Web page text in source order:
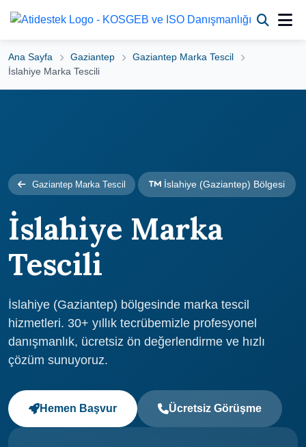
Ana Sayfa Gaziantep
Gaziantep Marka Tescil
İslahiye Marka Tescili
Gaziantep Marka Tescil İslahiye (Gaziantep) Bölgesi
İslahiye Marka
Tescili
İslahiye (Gaziantep) bölgesinde marka tescil
hizmetleri. 30+ yıllık tecrübemizle profesyonel
danışmanlık, ücretsiz ön değerlendirme ve hızlı
çözüm sunuyoruz.
Hemen Başvur Ücretsiz Görüşme